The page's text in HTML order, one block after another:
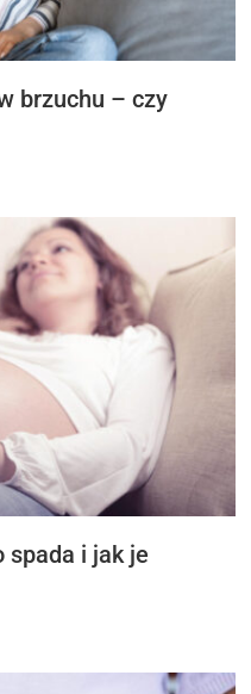
brzuchu – czy
spada i jak je